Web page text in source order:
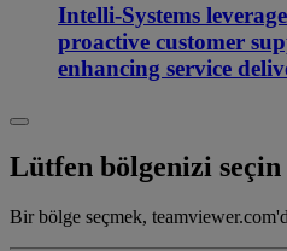
Intelli-Systems
proactive customer
enhancing service
Lütfen bölgenizi seçin
Bir bölge seçmek,